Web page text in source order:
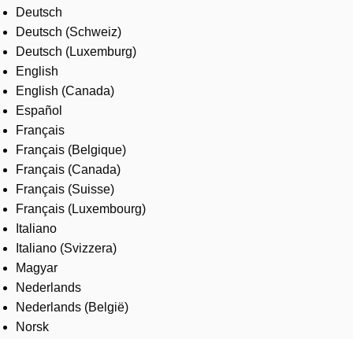
About us
Where to buy
Contact us
Careers
Deutsch
Deutsch (Schweiz)
Deutsch (Luxemburg)
English
English (Canada)
Español
Français
Français (Belgique)
Français (Canada)
Français (Suisse)
Français (Luxembourg)
Italiano
Italiano (Svizzera)
Magyar
Nederlands
Nederlands (België)
Norsk